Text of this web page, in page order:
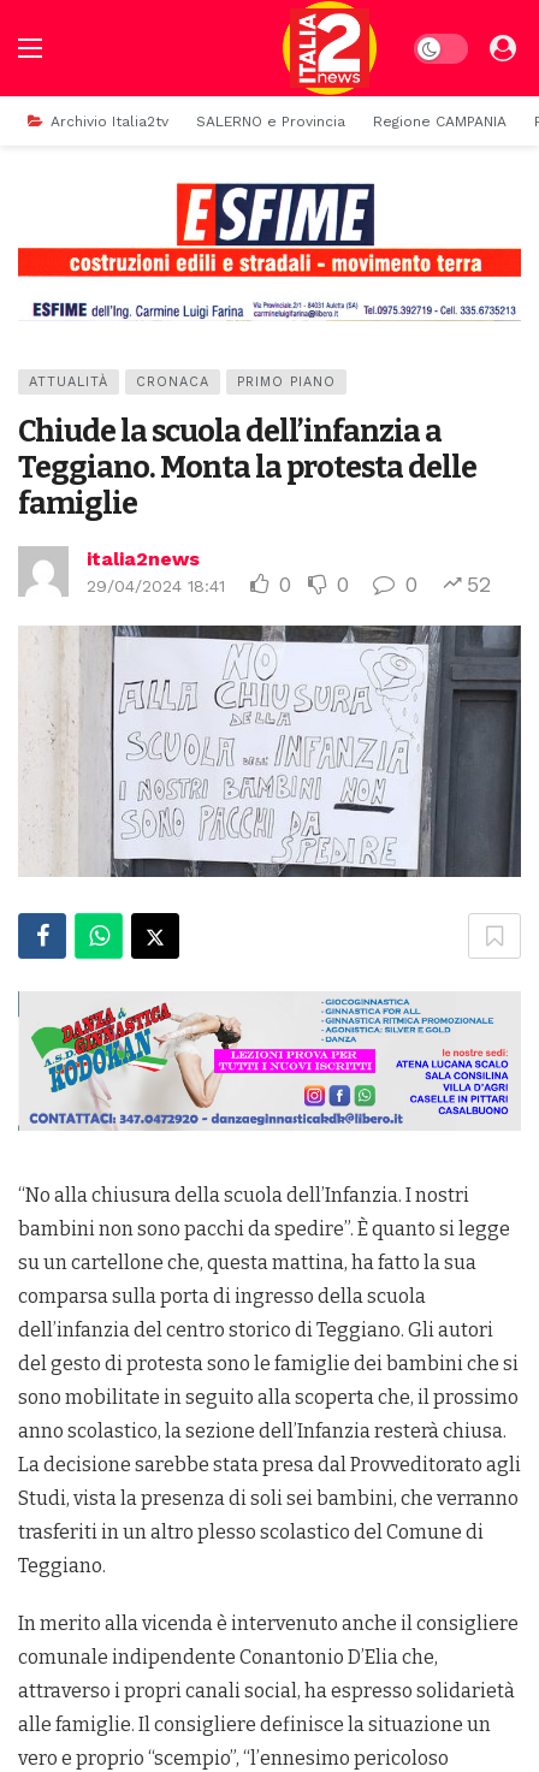
Dark mode
Archivio Italia2tv SALERNO e Provincia Regione CAMPANIA
ATTUALITÀ CRONACA PRIMO PIANO
Chiude la scuola dell’infanzia a
Teggiano. Monta la protesta delle
famiglie
italia2news
29/04/2024 18:41 0 0 0 52
“No alla chiusura della scuola dell’Infanzia. I nostri
bambini non sono pacchi da spedire”. È quanto si legge
su un cartellone che, questa mattina, ha fatto la sua
comparsa sulla porta di ingresso della scuola
dell’infanzia del centro storico di Teggiano. Gli autori
del gesto di protesta sono le famiglie dei bambini che si
sono mobilitate in seguito alla scoperta che, il prossimo
anno scolastico, la sezione dell’Infanzia resterà chiusa.
La decisione sarebbe stata presa dal Provveditorato agli
Studi, vista la presenza di soli sei bambini, che verranno
trasferiti in un altro plesso scolastico del Comune di
Teggiano.
In merito alla vicenda è intervenuto anche il consigliere
comunale indipendente Conantonio D’Elia che,
attraverso i propri canali social, ha espresso solidarietà
alle famiglie. Il consigliere definisce la situazione un
vero e proprio “scempio”, “l’ennesimo pericoloso